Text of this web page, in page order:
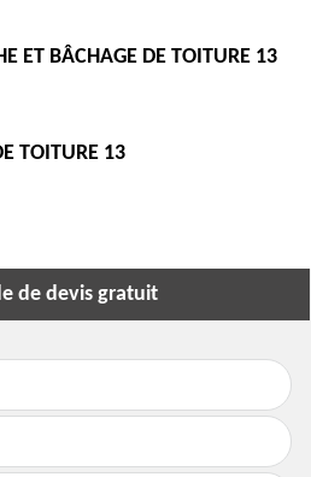
ET BÂCHAGE DE TOITURE 13
TOITURE 13
de devis gratuit